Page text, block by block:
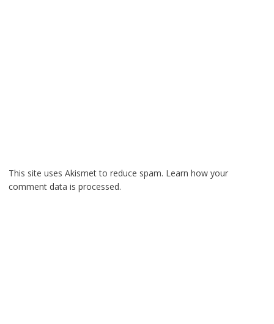
This site uses Akismet to reduce spam. Learn how your
comment data is processed.